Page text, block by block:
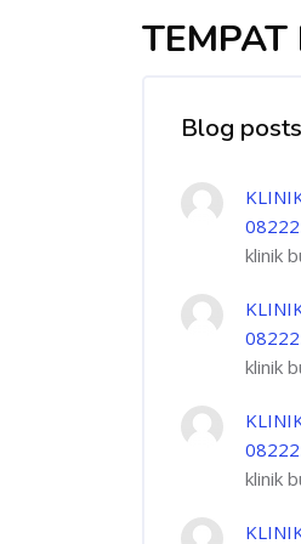
Blog posts
klinik
klinik
klinik